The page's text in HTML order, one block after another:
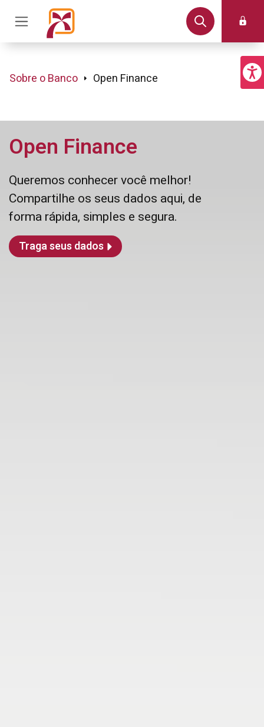
Sobre o Banco Open Finance
Open Finance
Queremos conhecer você melhor!
Compartilhe os seus dados aqui, de
forma rápida, simples e segura.
Traga seus dados